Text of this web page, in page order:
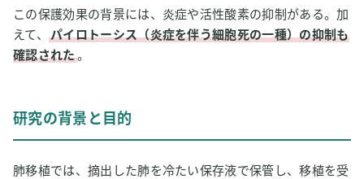
用語解説
8 論文情報
この保護効果の背景には、炎症や活性酸素の抑制がある。加
えて、
パイロトーシス（炎症を伴う細胞死の一種）の抑制も
確認された。
研究の背景と目的
肺移植では、摘出した肺を冷たい保存液で保管し、移植を受